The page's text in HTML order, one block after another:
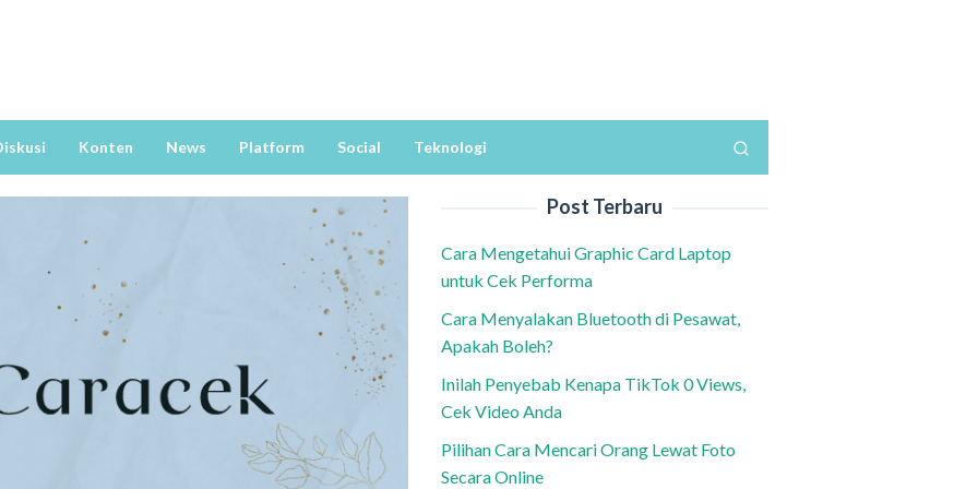
Konten News Platform Social Teknologi
Post Terbaru
Cara Mengetahui Graphic Card Laptop
untuk Cek Performa
Cara Menyalakan Bluetooth di Pesawat,
Apakah Boleh?
Inilah Penyebab Kenapa TikTok 0 Views,
Cek Video Anda
Pilihan Cara Mencari Orang Lewat Foto
Secara Online